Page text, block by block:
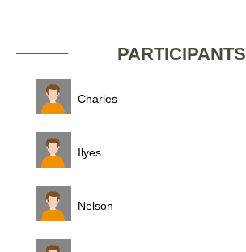
PARTICIPANTS
Charles
Ilyes
Nelson